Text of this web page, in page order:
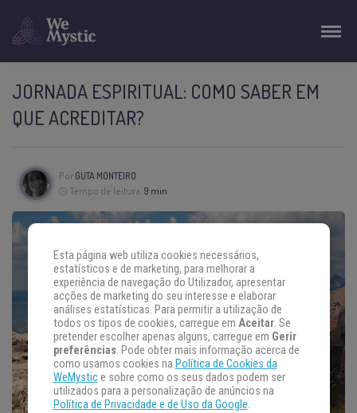
JORNADA ESPIRITUAL: COMO SABER EM
QUE ACREDITAR?
Por GUTA MONTEIRO
Tempo de leitura: 9 min
Esta página web utiliza cookies necessários,
estatísticos e de marketing, para melhorar a
experiência de navegação do Utilizador, apresentar
acções de marketing do seu interesse e elaborar
análises estatísticas. Para permitir a utilização de
todos os tipos de cookies, carregue em Aceitar. Se
pretender escolher apenas alguns, carregue em Gerir
preferências. Pode obter mais informação acerca de
como usamos cookies na Política de Cookies da
WeMystice sobre como os seus dados podem ser
utilizados para a personalização de anúncios na
Política de Privacidade e de Uso da Google.